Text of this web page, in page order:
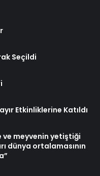
Seçildi
Etkinliklerine Katıldı
ve meyvenin yetiştiği
dünya ortalamasının